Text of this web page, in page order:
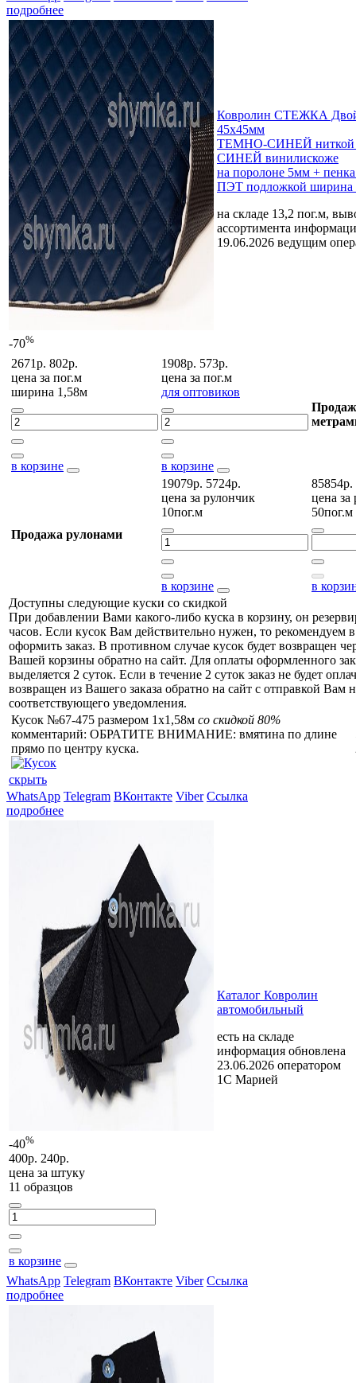
подробнее
-70%
Ковролин СТЕЖКА
45х45мм
ТЕМНО-СИНЕЙ
СИНЕЙ винилискоже
на поролоне 5мм +
ПЭТ подложкой ширина
на складе 13,2 пог.м,
ассортимента
19.06.2026 ведущим
2671р. 802р.
цена за пог.м
ширина 1,58м
в корзине
1908р. 573р.
цена за пог.м
для оптовиков
в корзине
Продажа рулонами
19079р. 5724р.
цена за рулончик
10пог.м
в корзине
85854р.
цена за
50пог.м
в
Доступны следующие куски со скидкой
При добавлении Вами какого-либо куска в корзину, он
часов. Если кусок Вам действительно нужен, то рекомендуем
оформить заказ. В противном случае кусок будет возвращен
Вашей корзины обратно на сайт. Для оплаты оформленного
выделяется 2 суток. Если в течение 2 суток заказ не будет
возвращен из Вашего заказа обратно на сайт с отправкой Вам
соответствующего уведомления.
Кусок №67-475 размером 1x1,58м со скидкой 80%
комментарий: ОБРАТИТЕ ВНИМАНИЕ: вмятина по длине
прямо по центру куска.
скрыть
WhatsApp Telegram ВКонтакте Viber Ссылка
подробнее
-40%
400р. 240р.
цена за штуку
11 образцов
в корзине
Каталог Ковролин
автомобильный
есть на складе
информация обновлена
23.06.2026 оператором
1С Марией
WhatsApp Telegram ВКонтакте Viber Ссылка
подробнее